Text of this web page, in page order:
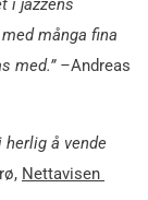
i jazzens
många fina
med.” ­–Andreas
å vende
Nettavisen